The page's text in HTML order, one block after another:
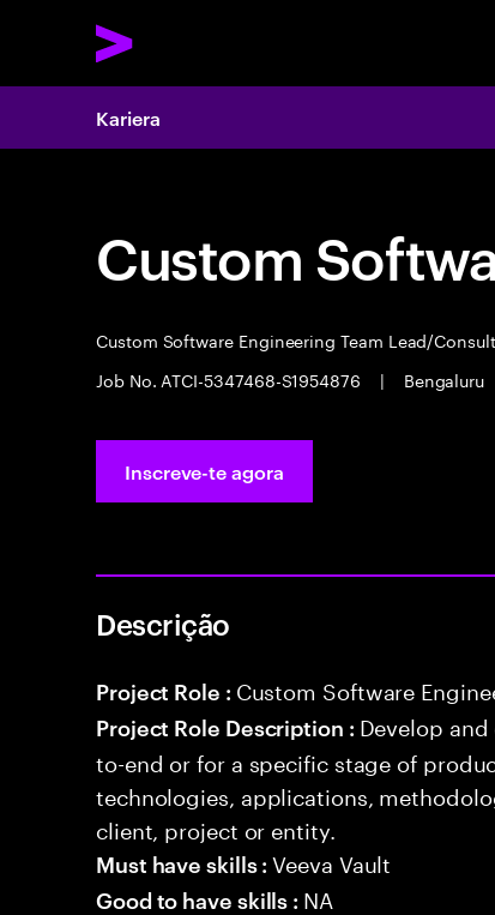
Kariera
Custom
Custom Software Engineering Team Lead/
Job No. ATCI-5347468-S1954876
| Bengaluru
Inscreve-te agora
Descrição
Project Role : Custom Software
Project Role Description : Develop
to-end or for a specific stage of
technologies, applications,
client, project or entity.
Must have skills :Veeva Vault
Good to have skills : NA